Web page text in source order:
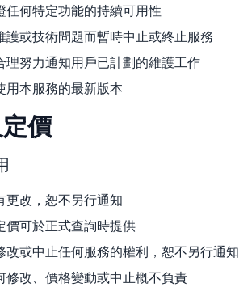
任何特定功能的持續可用性
護或技術問題而暫時中止或終止服務
理努力通知用戶已計劃的維護工作
用本服務的最新版本
價
更改，恕不另行通知
價可於正式查詢時提供
改或中止任何服務的權利，恕不另行通知
修改、價格變動或中止概不負責